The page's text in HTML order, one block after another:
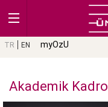
TR EN myOzU
Akademik Kadro